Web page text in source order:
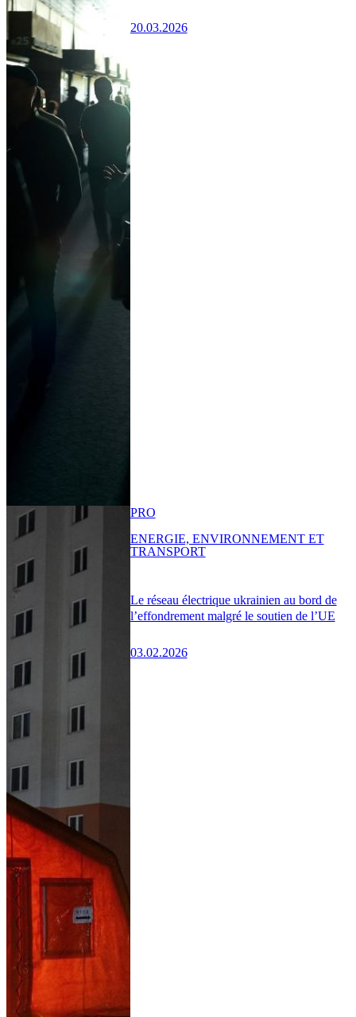
20.03.2026
Le réseau électrique ukrainien au bord de
l’effondrement malgré le soutien de l’UE
03.02.2026
PRO
ENERGIE, ENVIRONNEMENT ET
TRANSPORT